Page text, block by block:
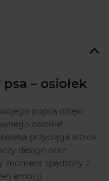
– osiołek
pupila dzięki
osiołka!
przyciąga wzrok
design oraz
moment spędzony z
emocji.